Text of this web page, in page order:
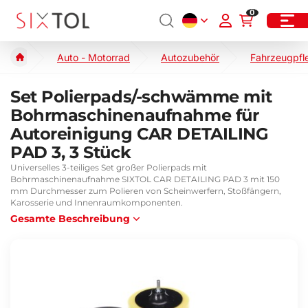
0
Auto - Motorrad Autozubehör
Set Polierpads/-schwämme mit
Bohrmaschinenaufnahme für
Autoreinigung CAR DETAILING
PAD 3, 3 Stück
Universelles 3-teiliges Set großer Polierpads mit
Bohrmaschinenaufnahme SIXTOL CAR DETAILING PAD 3 mit 150
mm Durchmesser zum Polieren von Scheinwerfern, Stoßfängern,
Karosserie und Innenraumkomponenten.
Gesamte Beschreibung